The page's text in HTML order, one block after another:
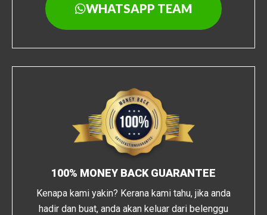
WHATSAPP TEAM
100% MONEY BACK GUARANTEE
Kenapa kami yakin? Kerana kami tahu, jika anda
hadir dan buat, anda akan keluar dari belenggu